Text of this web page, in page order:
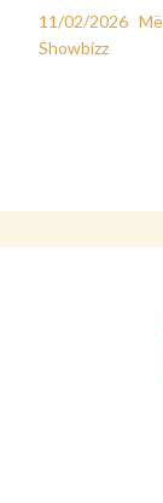
11/02/2026
Showbizz